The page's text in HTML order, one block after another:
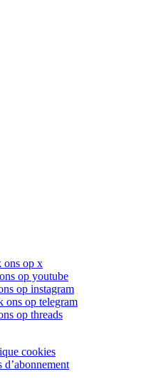
ons op x
op youtube
op instagram
ons op telegram
op threads
cookies